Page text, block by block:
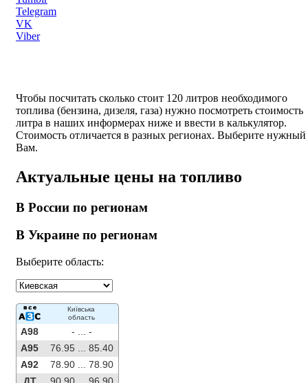
Telegram
VK
Viber
Чтобы посчитать сколько стоит 120 литров необходимого
топлива (бензина, дизеля, газа) нужно посмотреть стоимость
литра в наших информерах ниже и ввести в калькулятор.
Стоимость отличается в разных регионах. Выберите нужный
Вам.
Актуальные цены на топливо
В России по регионам
В Украине по регионам
Выберите область:
Київська
область
A98 - ...
-
A95
76.95 ...
85.40
A92
78.90 ...
78.90